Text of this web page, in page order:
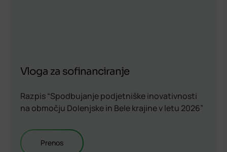
Vloga za sofinanciranje
Razpis “Spodbujanje podjetniške inovativnosti
na območju Dolenjske in Bele krajine v letu 2026”
Prenos